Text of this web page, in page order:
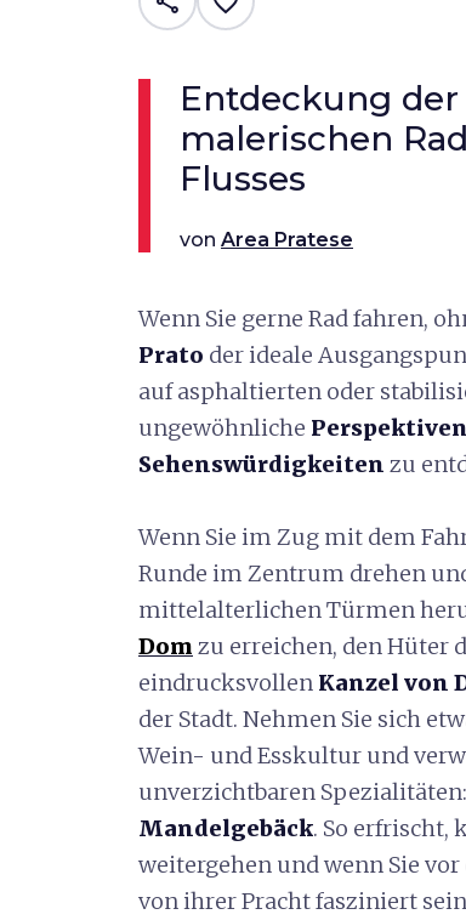
Entdeckung
malerischen
Flusses
von Area Pratese
Wenn Sie gerne Rad fahren,
Prato der ideale
auf asphaltierten oder
ungewöhnliche
Sehenswürdigkeiten zu
Wenn Sie im Zug mit dem
Runde im Zentrum drehen
mittelalterlichen Türmen
Dom zu erreichen, den Hüter
eindrucksvollen Kanzel von
der Stadt. Nehmen Sie sich
Wein- und Esskultur und
unverzichtbaren
Mandelgebäck. So erfrischt,
weitergehen und wenn Sie vor
von ihrer Pracht fasziniert